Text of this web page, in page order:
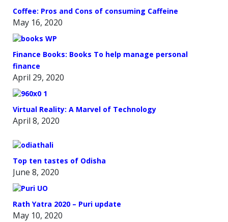
Coffee: Pros and Cons of consuming Caffeine
May 16, 2020
Finance Books: Books To help manage personal
finance
April 29, 2020
Virtual Reality: A Marvel of Technology
April 8, 2020
Top ten tastes of Odisha
June 8, 2020
Rath Yatra 2020 – Puri update
May 10, 2020